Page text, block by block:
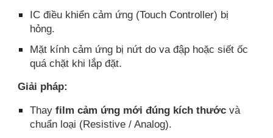
IC điều khiển cảm ứng (Touch Controller) bị
hỏng.
Mặt kính cảm ứng bị nứt do va đập hoặc siết ốc
quá chặt khi lắp đặt.
Giải pháp:
Thayfilm cảm ứng mới đúng kích thước và
chuẩn loại (Resistive / Analog).